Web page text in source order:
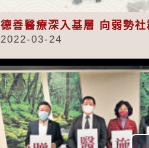
德善醫療深入基層 向弱勢
2022-03-24